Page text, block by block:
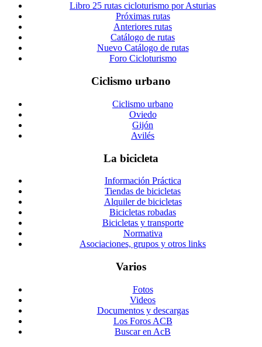
Libro 25 rutas cicloturismo por Asturias
Próximas rutas
Anteriores rutas
Catálogo de rutas
Nuevo Catálogo de rutas
Foro Cicloturismo
Ciclismo urbano
Ciclismo urbano
Oviedo
Gijón
Avilés
La bicicleta
Información Práctica
Tiendas de bicicletas
Alquiler de bicicletas
Bicicletas robadas
Bicicletas y transporte
Normativa
Asociaciones, grupos y otros links
Varios
Fotos
Videos
Documentos y descargas
Los Foros ACB
Buscar en AcB